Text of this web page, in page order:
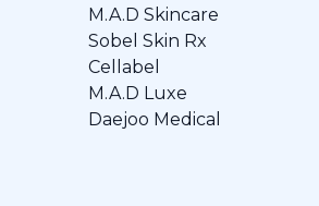
M.A.D Skincare
Sobel Skin Rx
Cellabel
M.A.D Luxe
Daejoo Medical